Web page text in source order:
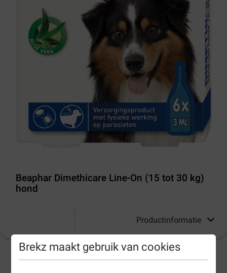
Brekz maakt gebruik van cookies
Beaphar Dimethicare Line-On (15 tot 30 kg)
hond
Productinformatie
1-3 werkdagen levertijd, tenzij anders aangegeven